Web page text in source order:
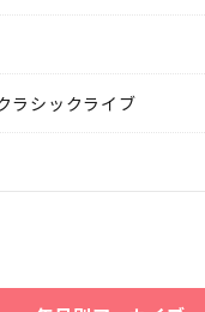
ラシックライブ